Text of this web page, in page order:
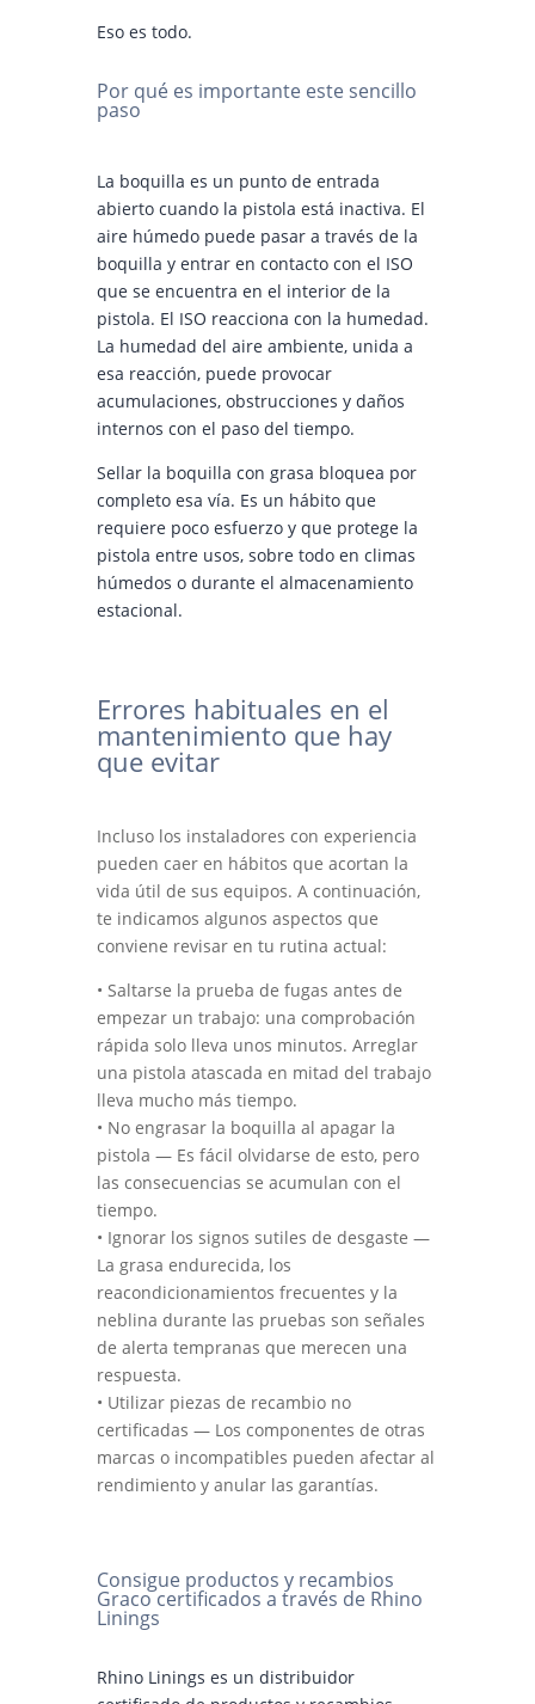
Eso es todo.
Por qué es importante este sencillo
paso
La boquilla es un punto de entrada
abierto cuando la pistola está inactiva. El
aire húmedo puede pasar a través de la
boquilla y entrar en contacto con el ISO
que se encuentra en el interior de la
pistola. El ISO reacciona con la humedad.
La humedad del aire ambiente, unida a
esa reacción, puede provocar
acumulaciones, obstrucciones y daños
internos con el paso del tiempo.
Sellar la boquilla con grasa bloquea por
completo esa vía. Es un hábito que
requiere poco esfuerzo y que protege la
pistola entre usos, sobre todo en climas
húmedos o durante el almacenamiento
estacional.
Errores habituales en el
mantenimiento que hay
que evitar
Incluso los instaladores con experiencia
pueden caer en hábitos que acortan la
vida útil de sus equipos. A continuación,
te indicamos algunos aspectos que
conviene revisar en tu rutina actual:
• Saltarse la prueba de fugas antes de
empezar un trabajo: una comprobación
rápida solo lleva unos minutos. Arreglar
una pistola atascada en mitad del trabajo
lleva mucho más tiempo.
• No engrasar la boquilla al apagar la
pistola — Es fácil olvidarse de esto, pero
las consecuencias se acumulan con el
tiempo.
• Ignorar los signos sutiles de desgaste —
La grasa endurecida, los
reacondicionamientos frecuentes y la
neblina durante las pruebas son señales
de alerta tempranas que merecen una
respuesta.
• Utilizar piezas de recambio no
certificadas — Los componentes de otras
marcas o incompatibles pueden afectar al
rendimiento y anular las garantías.
Consigue productos y recambios
Graco certificados a través de Rhino
Linings
Rhino Linings es un distribuidor